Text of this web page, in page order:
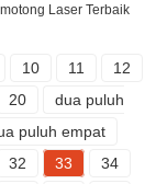
Laser Terbaik
10 11
12
20
dua puluh
puluh empat
32 33
34